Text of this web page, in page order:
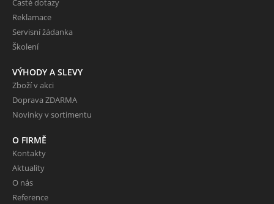
Časté dotazy
Reklamace
Servisní žádanka
Školení
VÝHODY A SLEVY
Zboží v akci
Doprava ZDARMA
Novinky v sortimentu
O FIRMĚ
Kontakty
Aktuality
O nás
Reference